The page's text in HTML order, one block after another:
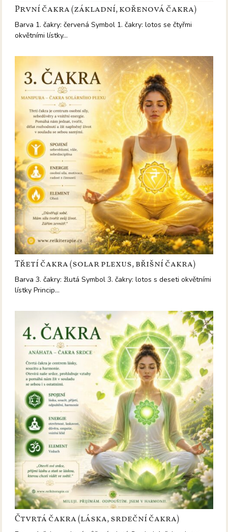
První čakra (základní, kořenová čakra)
Barva 1. čakry: červená Symbol 1. čakry: lotos se čtyřmi
okvětními lístky…
Třetí čakra (solar plexus, břišní čakra)
Barva 3. čakry: žlutá Symbol 3. čakry: lotos s deseti okvětními
lístky Princip…
Čtvrtá čakra (láska, srdeční čakra)